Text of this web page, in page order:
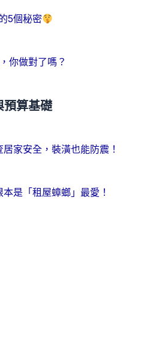
5個秘密
你做對了嗎？
預算基礎
家安全，裝潢也能防震！
是「租屋蟑螂」最愛！